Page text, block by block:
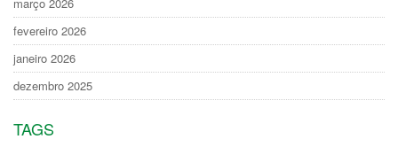
fevereiro 2026
janeiro 2026
dezembro 2025
TAGS